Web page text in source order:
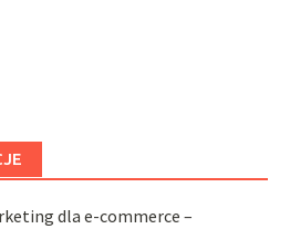
dla e-commerce –